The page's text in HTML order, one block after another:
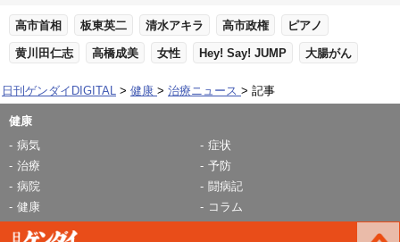
高市首相 板東英二 清水アキラ 高市政権 ピアノ
黄川田仁志 高橋成美 女性 Hey! Say! JUMP 大腸がん
日刊ゲンダイDIGITAL 健康 治療ニュース 記事
健康
病気
症状
治療
予防
病院
闘病記
健康
コラム